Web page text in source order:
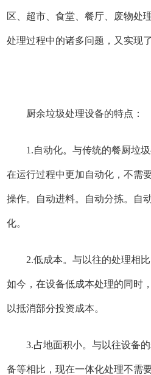
区、超市、食堂、餐厅、废物处
处理过程中的诸多问题，又实现
厨余垃圾处理设备的特点：
1.自动化。与传统的餐厨垃
在运行过程中更加自动化，不需
操作。自动进料。自动分拣。自
化。
2.低成本。与以往的处理相
如今，在设备低成本处理的同时
以抵消部分投资成本。
3.占地面积小。与以往设备
备等相比，现在一体化处理不需